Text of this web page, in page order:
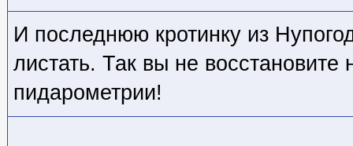
И последнюю кротинку из
листать. Так вы не
пидарометрии!